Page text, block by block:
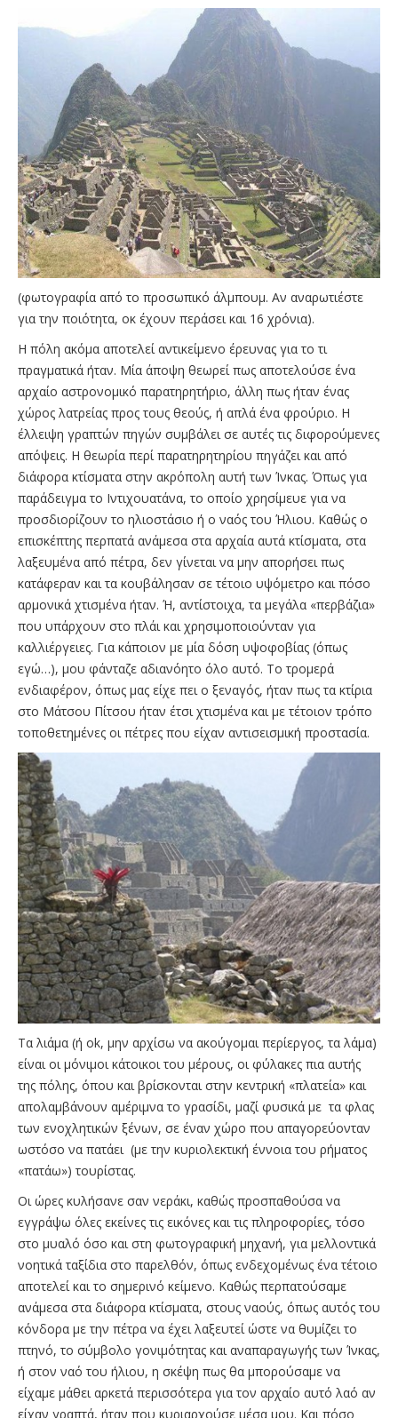
(φωτογραφία από το προσωπικό άλμπουμ. Αν αναρωτιέστε
για την ποιότητα, οκ έχουν περάσει και 16 χρόνια).
Η πόλη ακόμα αποτελεί αντικείμενο έρευνας για το τι
πραγματικά ήταν. Μία άποψη θεωρεί πως αποτελούσε ένα
αρχαίο αστρονομικό παρατηρητήριο, άλλη πως ήταν ένας
χώρος λατρείας προς τους θεούς, ή απλά ένα φρούριο. Η
έλλειψη γραπτών πηγών συμβάλει σε αυτές τις διφορούμενες
απόψεις. Η θεωρία περί παρατηρητηρίου πηγάζει και από
διάφορα κτίσματα στην ακρόπολη αυτή των Ίνκας. Όπως για
παράδειγμα το Ιντιχουατάνα, το οποίο χρησίμευε για να
προσδιορίζουν το ηλιοστάσιο ή ο ναός του Ήλιου. Καθώς ο
επισκέπτης περπατά ανάμεσα στα αρχαία αυτά κτίσματα, στα
λαξευμένα από πέτρα, δεν γίνεται να μην απορήσει πως
κατάφεραν και τα κουβάλησαν σε τέτοιο υψόμετρο και πόσο
αρμονικά χτισμένα ήταν. Ή, αντίστοιχα, τα μεγάλα «περβάζια»
που υπάρχουν στο πλάι και χρησιμοποιούνταν για
καλλιέργειες. Για κάποιον με μία δόση υψοφοβίας (όπως
εγώ…), μου φάνταζε αδιανόητο όλο αυτό. Το τρομερά
ενδιαφέρον, όπως μας είχε πει ο ξεναγός, ήταν πως τα κτίρια
στο Μάτσου Πίτσου ήταν έτσι χτισμένα και με τέτοιον τρόπο
τοποθετημένες οι πέτρες που είχαν αντισεισμική προστασία.
Tα λιάμα (ή ok, μην αρχίσω να ακούγομαι περίεργος, τα λάμα)
είναι οι μόνιμοι κάτοικοι του μέρους, οι φύλακες πια αυτής
της πόλης, όπου και βρίσκονται στην κεντρική «πλατεία» και
απολαμβάνουν αμέριμνα το γρασίδι, μαζί φυσικά με τα φλας
των ενοχλητικών ξένων, σε έναν χώρο που απαγορεύονταν
ωστόσο να πατάει (με την κυριολεκτική έννοια του ρήματος
«πατάω») τουρίστας.
Οι ώρες κυλήσανε σαν νεράκι, καθώς προσπαθούσα να
εγγράψω όλες εκείνες τις εικόνες και τις πληροφορίες, τόσο
στο μυαλό όσο και στη φωτογραφική μηχανή, για μελλοντικά
νοητικά ταξίδια στο παρελθόν, όπως ενδεχομένως ένα τέτοιο
αποτελεί και το σημερινό κείμενο. Καθώς περπατούσαμε
ανάμεσα στα διάφορα κτίσματα, στους ναούς, όπως αυτός του
κόνδορα με την πέτρα να έχει λαξευτεί ώστε να θυμίζει το
πτηνό, το σύμβολο γονιμότητας και αναπαραγωγής των Ίνκας,
ή στον ναό του ήλιου, η σκέψη πως θα μπορούσαμε να
είχαμε μάθει αρκετά περισσότερα για τον αρχαίο αυτό λαό αν
είχαν γραπτά, ήταν που κυριαρχούσε μέσα μου. Και πόσο